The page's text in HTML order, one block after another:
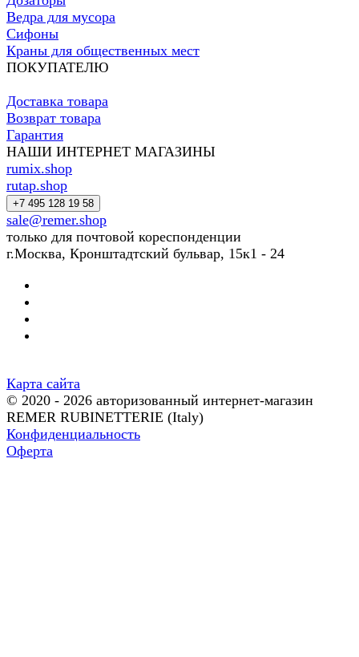
Ведра для мусора
Сифоны
Краны для общественных мест
ПОКУПАТЕЛЮ
Доставка товара
Возврат товара
Гарантия
НАШИ ИНТЕРНЕТ МАГАЗИНЫ
rumix.shop
rutap.shop
+7 495 128 19 58
sale@remer.shop
только для почтовой кореспонденции
г.Москва, Кронштадтский бульвар, 15к1 - 24
Карта сайта
© 2020 - 2026 авторизованный интернет-магазин
REMER RUBINETTERIE (Italy)
Конфиденциальность
Оферта